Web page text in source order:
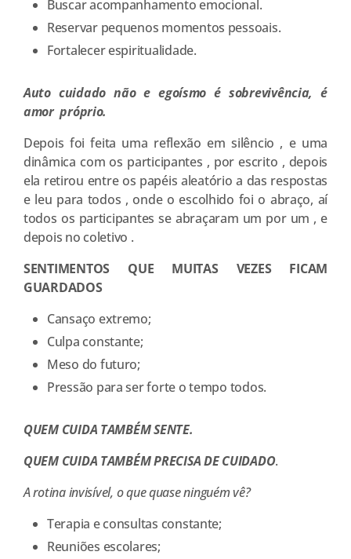
Buscar acompanhamento emocional.
Reservar pequenos momentos pessoais.
Fortalecer espiritualidade.
Auto cuidado não e egoísmo é sobrevivência, é
amor próprio.
Depois foi feita uma reflexão em silêncio , e uma
dinâmica com os participantes , por escrito , depois
ela retirou entre os papéis aleatório a das respostas
e leu para todos , onde o escolhido foi o abraço, aí
todos os participantes se abraçaram um por um , e
depois no coletivo .
SENTIMENTOS QUE MUITAS VEZES FICAM
GUARDADOS
Cansaço extremo;
Culpa constante;
Meso do futuro;
Pressão para ser forte o tempo todos.
QUEM CUIDA TAMBÉM SENTE.
QUEM CUIDA TAMBÉM PRECISA DE CUIDADO.
A rotina invisível, o que quase ninguém vê?
Terapia e consultas constante;
Reuniões escolares;